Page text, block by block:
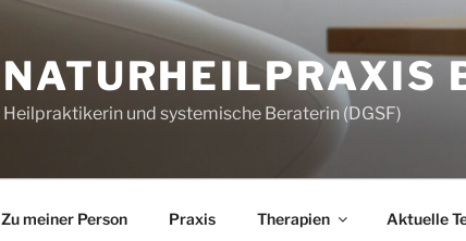
NATURHEILPRAXIS
Heilpraktikerin und systemische Beraterin (DGSF)
Zu meiner Person Praxis Therapien Aktuelle